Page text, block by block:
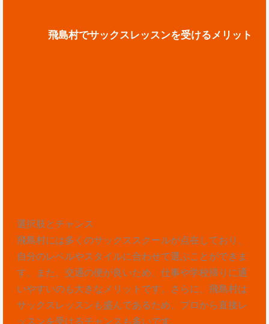
飛島村でサックスレッスンを受けるメリット
選択肢とチャンス
飛島村には多くのサックススクールが点在しており、
自分のレベルやスタイルに合わせて選ぶことができま
す。また、交通の便が良いため、仕事や学校帰りに通
いやすいのも大きなメリットです。さらに、飛島村は
サックスレッスンも盛んであるため、プロから直接レ
ッスンを受けるチャンスも多いです。